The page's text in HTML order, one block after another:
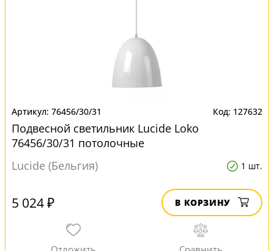
76456/30/31 127632
Подвесной светильник Lucide Loko
76456/30/31 потолочные
Lucide (Бельгия)
1 шт.
5 024 ₽ В КОРЗИНУ